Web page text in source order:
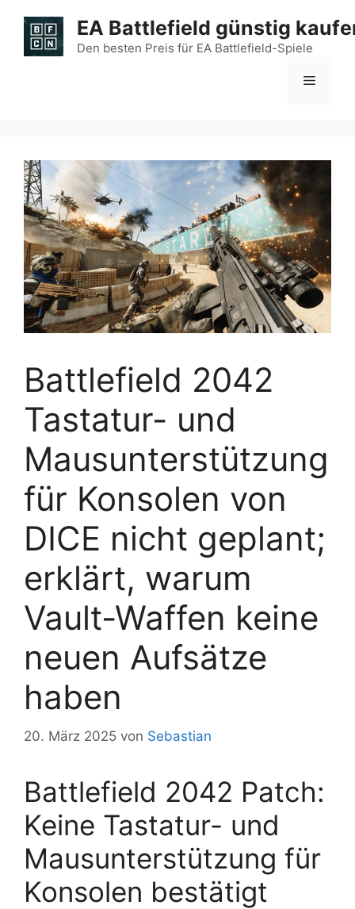
Inhalt
springen
EA Battlefield günstig
Den besten Preis für EA Battlefield-Spiele
Menü
Battlefield 2042
Tastatur- und
Mausunterstützung
für Konsolen von
DICE nicht geplant;
erklärt, warum
Vault-Waffen keine
neuen Aufsätze
haben
20. März 2025 von Sebastian
Battlefield 2042 Patch:
Keine Tastatur- und
Mausunterstützung für
Konsolen bestätigt